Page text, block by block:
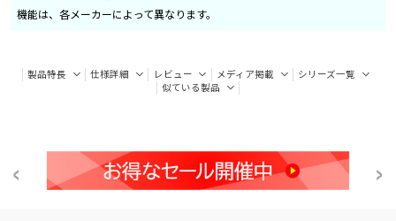
機能は、各メーカーによって異なります。
製品特長 仕様詳細 レビュー メディア掲載
シリーズ一覧
似ている製品